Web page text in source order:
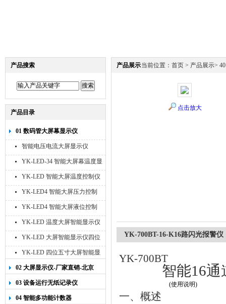
产品搜索
产品目录
01 数码管大屏幕显示仪
智能电压电流大屏显示仪
YK-LED-34 智能大屏幕温度显
示仪
YK-LED 智能大屏温度控制仪
YK-LED4 智能大屏压力控制
仪
YK-LED4 智能大屏液位控制
仪
YK-LED 温度大屏智能显示仪
四位十寸
YK-LED 大屏智能显示仪四位
八寸
YK-LED 四位五寸大屏智能显
示仪
02 大屏显示仪-厂家直销-北京
宇科泰吉
03 设备运行无纸记录仪
04 智能多功能计数器
产品展示当前位置： 首页 > 产品展示>
点击放大
YK-700BT-16-K16路闪光报警仪
YK-700BT
智能16
(使用说明)
一、概述